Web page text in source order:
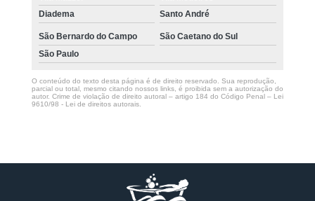
Diadema
Santo André
São Bernardo do Campo
São Caetano do Sul
São Paulo
O conteúdo do texto desta página é de direito reservado. Sua reprodução,
parcial ou total, mesmo citando nossos links, é proibida sem a autorização do
autor. Crime de violação de direito autoral – artigo 184 do Código Penal – Lei
9610/98 - Lei de direitos autorais.